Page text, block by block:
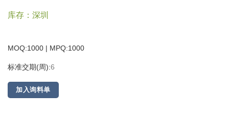
库存：深圳
MOQ:1000 | MPQ:1000
标准交期(周):6
加入询料单